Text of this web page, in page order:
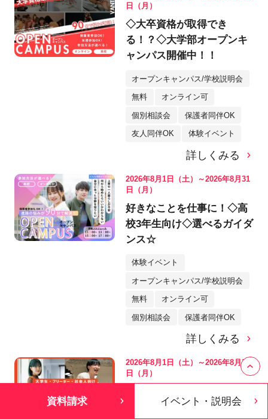
日（月）
◇大卒資格が取得でき
る！？◇大学部オープンキ
ャンパス開催中！！
オープンキャンパス/学校説明会
無料 オンライン可
個別相談会 保護者同伴OK
友人同伴OK 体験イベント
詳しくみる
2026年8月1日（土）～2026年8月31
日（月）
好きなことを仕事に！◇高
校3年生向け◇選べるガイダ
ンス☆
体験イベント
オープンキャンパス/学校説明会
無料 オンライン可
個別相談会 保護者同伴OK
詳しくみる
2026年8月1日（土）～2026年8月31
日（月）
学生向け☆個別相談会】＜
資料請求 イベント・説明会